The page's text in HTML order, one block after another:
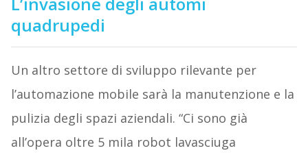
quadrupedi
Un altro settore di sviluppo rilevante per
l’automazione mobile sarà la manutenzione e la
pulizia degli spazi aziendali. “Ci sono già
all’opera oltre 5 mila robot lavasciuga